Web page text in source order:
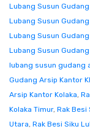
Lubang Susun
Lubang Susun
Lubang Susun
Lubang Susun
lubang susun gudang
Gudang Arsip Kantor
Arsip Kantor Kolaka,
Kolaka Timur, Rak Besi
Utara, Rak Besi Siku